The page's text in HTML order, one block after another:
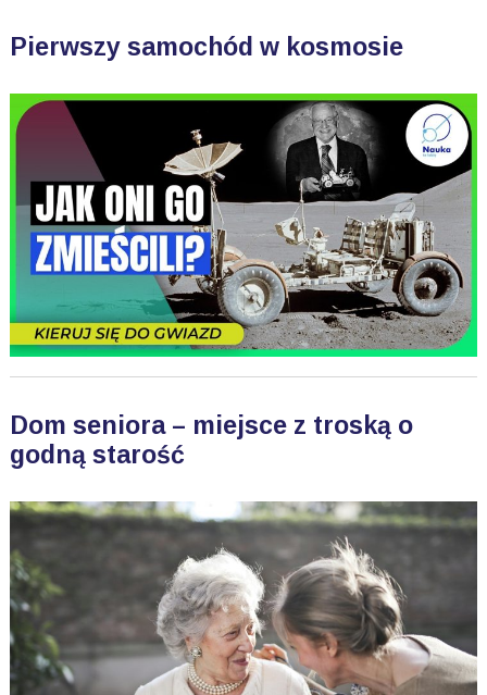
Pierwszy samochód w kosmosie
Dom seniora – miejsce z troską o
godną starość